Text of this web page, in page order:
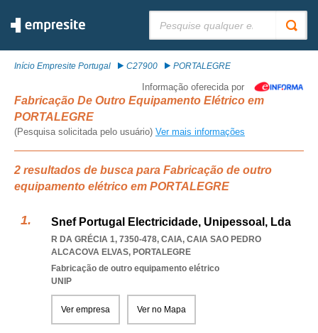
Início Empresite Portugal C27900 PORTALEGRE
Informação oferecida por
Fabricação De Outro Equipamento Elétrico em
PORTALEGRE
(Pesquisa solicitada pelo usuário) Ver mais informações
2 resultados de busca para Fabricação de outro
equipamento elétrico em PORTALEGRE
Snef Portugal Electricidade, Unipessoal, Lda
R DA GRÉCIA 1, 7350-478, CAIA, CAIA SAO PEDRO
ALCACOVA ELVAS, PORTALEGRE
Fabricação de outro equipamento elétrico
UNIP
Ver empresa Ver no Mapa